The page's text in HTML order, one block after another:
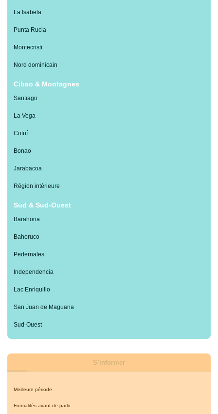
La Isabela
Punta Rucia
Montecristi
Nord dominicain
Cibao & Montagnes
Santiago
La Vega
Cotuí
Bonao
Jarabacoa
Région intérieure
Sud & Sud-Ouest
Barahona
Bahoruco
Pedernales
Independencia
Lac Enriquillo
San Juan de Maguana
Sud-Ouest
S’informer
Meilleure période
Formalités avant de partir